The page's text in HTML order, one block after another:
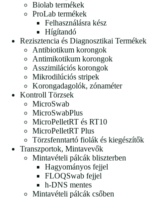
Biolab termékek
ProLab termékek
Felhasználásra kész
Hígítandó
Rezisztencia és Diagnosztikai Termékek
Antibiotikum korongok
Antimikotikum korongok
Asszimilációs korongok
Mikrodilúciós stripek
Korongadagolók, zónaméter
Kontroll Törzsek
MicroSwab
MicroSwabPlus
MicroPelletRT és RT10
MicroPelletRT Plus
Törzsfenntartó fiolák és kiegészítők
Transzportok, Mintavevők
Mintavételi pálcák bliszterben
Hagyományos fejjel
FLOQSwab fejjel
h-DNS mentes
Mintavételi pálcák csőben